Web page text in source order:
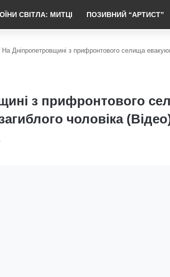
СВІТЛА: МИТЦІ ПОЗИВНИЙ “АРТИСТ”
На Дніпропетровщині з прифронтового селища
з прифронтового
чоловіка